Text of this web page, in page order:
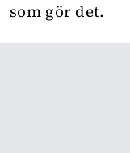
som gör det.